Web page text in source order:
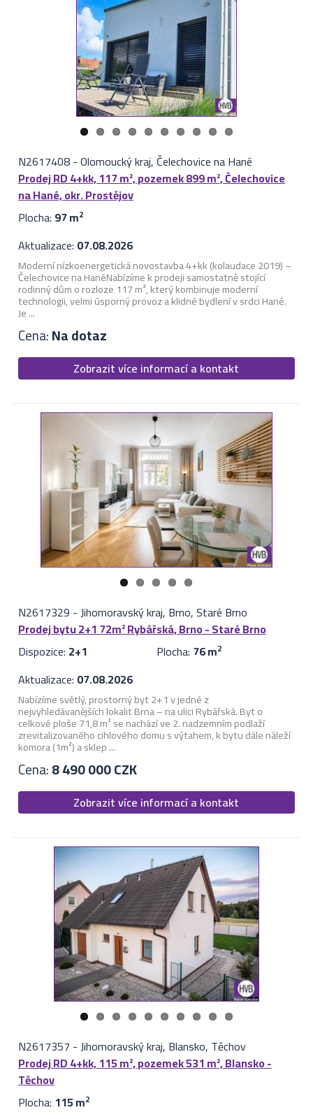
N2617408-Olomoucký kraj, Čelechovice na Hané
Prodej RD 4+kk, 117 m², pozemek 899 m², Čelechovice
na Hané, okr. Prostějov
Plocha: 97 m2
Aktualizace: 07.08.2026
Moderní nízkoenergetická novostavba 4+kk (kolaudace 2019) –
Čelechovice na Hané ​Nabízíme k prodeji samostatně stojící
rodinný dům o rozloze 117 m², který kombinuje moderní
technologii, velmi úsporný provoz a klidné bydlení v srdci Hané.
Je ...
Cena:Na dotaz
Zobrazit více informací a kontakt
N2617329 -Jihomoravský kraj, Brno, Staré Brno
Prodej bytu 2+1 72m² Rybářská, Brno - Staré Brno
Dispozice: 2+1 Plocha: 76 m2
Aktualizace: 07.08.2026
Nabízíme světlý, prostorný byt 2+1 v jedné z
nejvyhledávanějších lokalit Brna – na ulici Rybářská. Byt o
celkové ploše 71,8 m² se nachází ve 2. nadzemním podlaží
zrevitalizovaného cihlového domu s výtahem, k bytu dále náleží
komora (1m²) a sklep ...
Cena:8 490 000 CZK
Zobrazit více informací a kontakt
N2617357 -Jihomoravský kraj, Blansko, Těchov
Prodej RD 4+kk, 115 m², pozemek 531 m², Blansko -
Těchov
Plocha: 115 m2